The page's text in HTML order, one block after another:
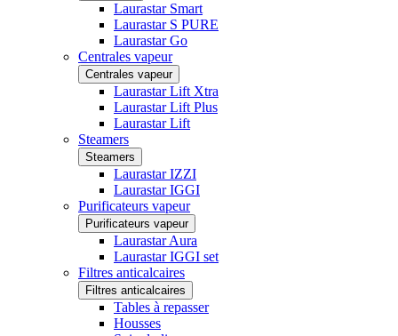
Laurastar Smart
Laurastar S PURE
Laurastar Go
Centrales vapeur
Centrales vapeur
Laurastar Lift Xtra
Laurastar Lift Plus
Laurastar Lift
Steamers
Steamers
Laurastar IZZI
Laurastar IGGI
Purificateurs vapeur
Purificateurs vapeur
Laurastar Aura
Laurastar IGGI set
Filtres anticalcaires
Filtres anticalcaires
Tables à repasser
Housses